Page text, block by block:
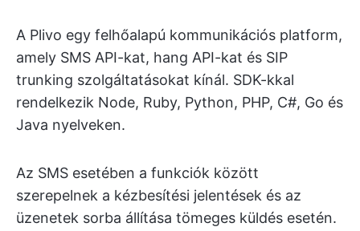
A Plivo egy felhőalapú kommunikációs platform,
amely SMS API-kat, hang API-kat és SIP
trunking szolgáltatásokat kínál. SDK-kkal
rendelkezik Node, Ruby, Python, PHP, C#, Go és
Java nyelveken.
Az SMS esetében a funkciók között
szerepelnek a kézbesítési jelentések és az
üzenetek sorba állítása tömeges küldés esetén.